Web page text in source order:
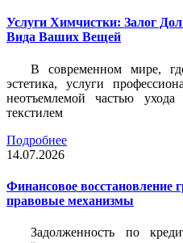
Услуги Химчистки: Залог
Вида Ваших Вещей
В современном мире,
эстетика, услуги
неотъемлемой частью
текстилем
Подробнее
14.07.2026
Финансовое восстановление
правовые механизмы
Задолженность по